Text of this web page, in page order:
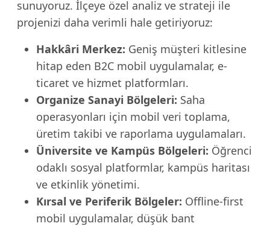
sunuyoruz. İlçeye özel analiz ve strateji ile
projenizi daha verimli hale getiriyoruz:
Hakkâri Merkez: Geniş müşteri kitlesine
hitap eden B2C mobil uygulamalar, e-
ticaret ve hizmet platformları.
Organize Sanayi Bölgeleri: Saha
operasyonları için mobil veri toplama,
üretim takibi ve raporlama uygulamaları.
Üniversite ve Kampüs Bölgeleri: Öğrenci
odaklı sosyal platformlar, kampüs haritası
ve etkinlik yönetimi.
Kırsal ve Periferik Bölgeler: Offline-first
mobil uygulamalar, düşük bant